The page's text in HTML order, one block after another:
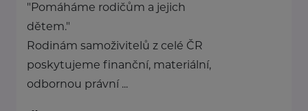
"Pomáháme rodičům a jejich
dětem."
Rodinám samoživitelů z celé ČR
poskytujeme finanční, materiální,
odbornou právní ...